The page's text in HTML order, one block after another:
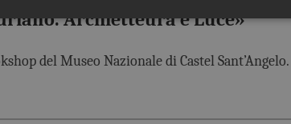
Archietteura e Luce»
del Museo Nazionale di Castel Sant’Angelo.